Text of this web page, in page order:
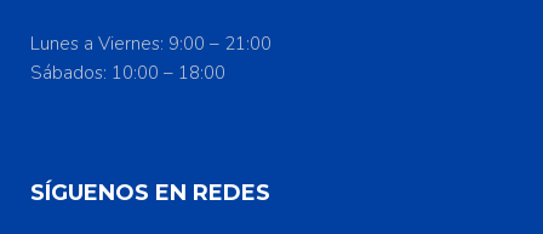
Lunes a Viernes: 9:00 – 21:00
Sábados: 10:00 – 18:00
SÍGUENOS EN REDES